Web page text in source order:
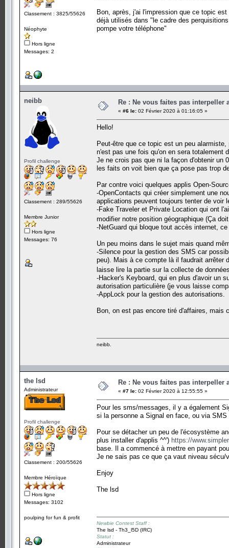
Classement : 3825/55626
Néophyte
Hors ligne
Messages: 2
Bon, après, j'ai l'impression que ce topic
déjà utilisés dans "le cadre des
pompe votre téléphone"
neibb
Profil challenge
Classement : 289/55626
Membre Junior
Hors ligne
Messages: 76
Re : Ne vous faites pas
« #6 le: 02 Février 2020 à 01:16:05 »
Hello!
Peut-être que ce topic est un peu
n'est pas une fois qu'on en sera totalement
Je ne crois pas que ni la façon d'obtenir un
les faits on voit bien que ça pose pas trop
Par contre voici quelques applis Open-
-OpenContacts qui créer simplement une
applications peuvent toujours tenter de voir
-Fake Traveler et Private Location qui ont
modifier notre position géographique (Ça
-NetGuard qui bloque tout accès internet,
Un peu moins dans le sujet mais quand
-Silence pour la gestion des SMS car
peu). Mais à ce compte là il faudrait arrêter
laisse lire la partie sur la collecte de
-Hacker's Keyboard, qui en plus d'avoir un
autorisation particulière (je vous laisse
-AppLock pour la gestion des autorisations.
Bon, on est pas encore tiré d'affaires, mais
neibb.
the lsd
Administrateur
Profil challenge
Classement : 200/55626
Membre Héroïque
Hors ligne
Messages: 3102
poulping for fun & profit
Re : Ne vous faites pas
« #7 le: 02 Février 2020 à 12:55:55 »
Pour les sms/messages, il y a également
si la personne a Signal en face, ou via
Pour se détacher un peu de l'écosystème
plus installer d'applis ^^') https://
base. Il a commencé à mettre en payant
Je ne sais pas ce que ça vaut niveau
Enjoy
The lsd
Newbie Contest Staff :
The lsd - Th3_l5D (IRC)
Statut :
Administrateur